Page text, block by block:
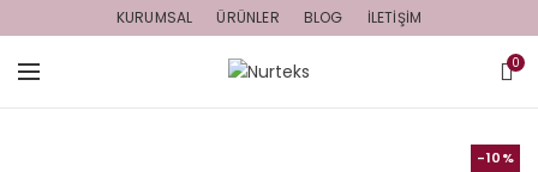
KURUMSAL ÜRÜNLER BLOG İLETIŞIM
0
-10%